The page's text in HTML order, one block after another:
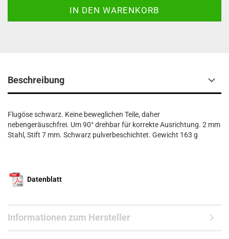
Beschreibung
Flugöse schwarz. Keine beweglichen Teile, daher
nebengeräuschfrei. Um 90° drehbar für korrekte Ausrichtung. 2 mm
Stahl, Stift 7 mm. Schwarz pulverbeschichtet. Gewicht 163 g
Datenblatt
Informationen zum Hersteller